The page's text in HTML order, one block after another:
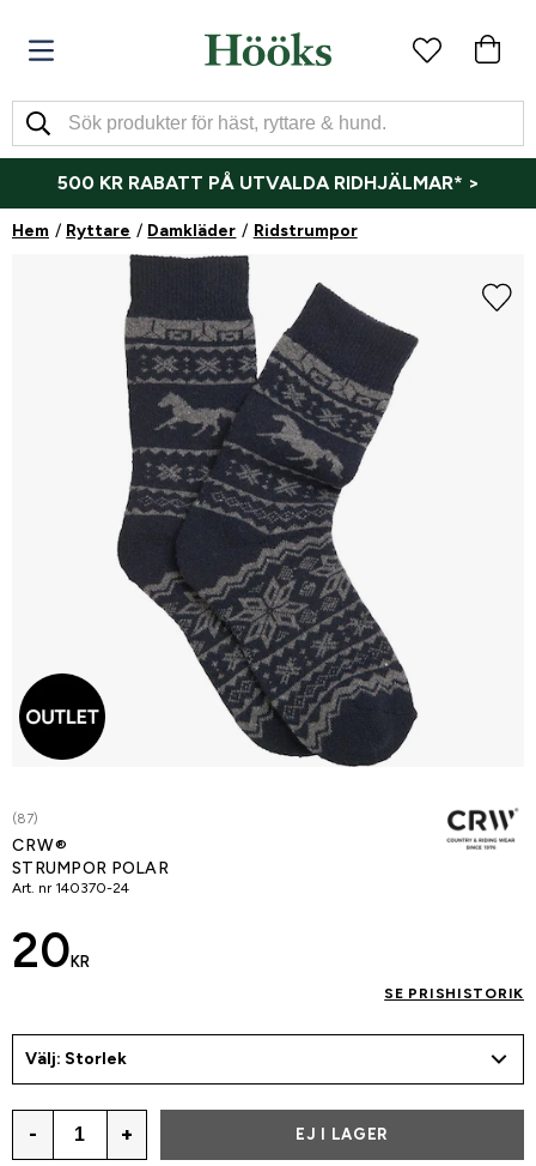
500 KR RABATT PÅ UTVALDA RIDHJÄLMAR* >
Hem Ryttare Damkläder Ridstrumpor
(87)
CRW®
STRUMPOR POLAR
Art. nr 140370-24
20 KR
SE PRISHISTORIK
Välj: Storlek
- + EJ I LAGER